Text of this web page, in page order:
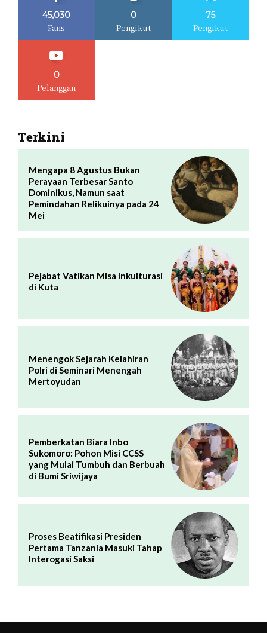
45,030
Fans
0
Pengikut
75
Pengikut
0
Pelanggan
Terkini
Mengapa 8 Agustus Bukan
Perayaan Terbesar Santo
Dominikus, Namun saat
Pemindahan Relikuinya pada 24
Mei
Pejabat Vatikan Misa Inkulturasi
di Kuta
Menengok Sejarah Kelahiran
Polri di Seminari Menengah
Mertoyudan
Pemberkatan Biara Inbo
Sukomoro: Pohon Misi CCSS
yang Mulai Tumbuh dan Berbuah
di Bumi Sriwijaya
Proses Beatifikasi Presiden
Pertama Tanzania Masuki Tahap
Interogasi Saksi